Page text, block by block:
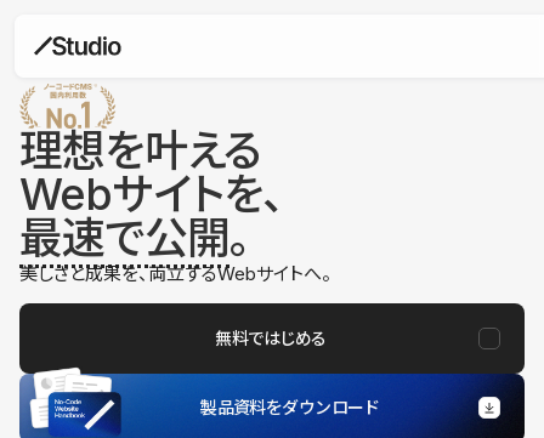
理想を叶える
Webサイトを、
最速で公開。
美しさと成果を、両立するWebサイトへ。
無料ではじめる
製品資料をダウンロード